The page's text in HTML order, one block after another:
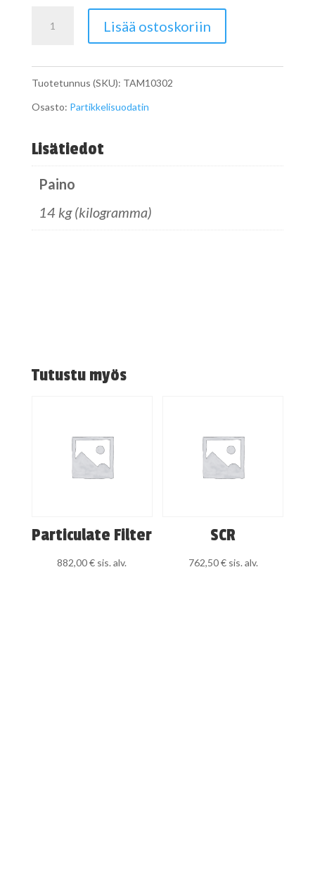
Lisää ostoskoriin
Tuotetunnus (SKU): TAM10302
Osasto: Partikkelisuodatin
Lisätiedot
Paino
14 kg (kilogramma)
Tutustu myös
Particulate Filter
882,00€ sis. alv.
SCR
762,50€ sis. alv.